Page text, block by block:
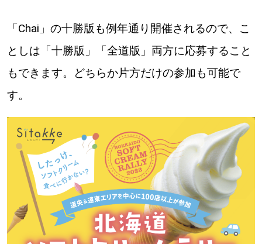
北海道で暮らす、あなたとつくる、
明日への”きっかけ”WEBマガジン
【道央のお気に入りを見つけたい】
【道東のお気に入りを見つけたい】
「Chai」の十勝版も例年通り開催されるので、こ
としは「十勝版」「全道版」両方に応募すること
もできます。どちらか片方だけの参加も可能で
す。